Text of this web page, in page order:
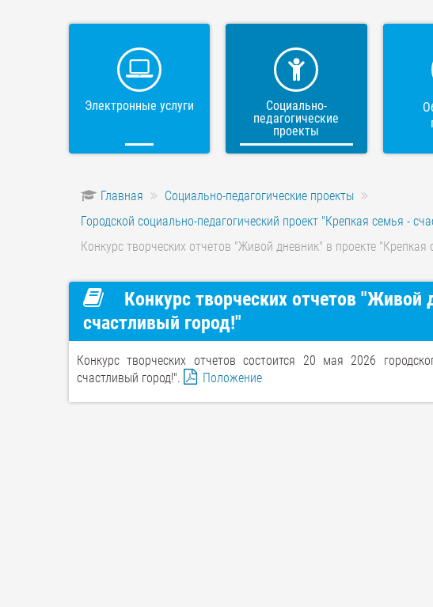
Электронные услуги
Социально-
педагогические
проекты
Главная
Социально-педагогические проекты
Городской социально-педагогический проект "Крепкая семья -
Конкурс творческих отчетов "Живой дневник" в проекте "Крепкая
Конкурс творческих отчетов "Живой
счастливый город!"
Конкурс творческих отчетов состоится 20 мая 2026
счастливый город!".
Положение